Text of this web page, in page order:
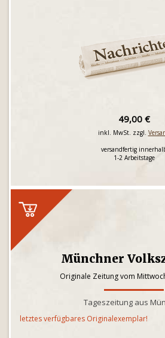
49,00 €
inkl. MwSt. zzgl.
versandfertig
1-2 Arbeitstage
Münchner
Originale Zeitung vom
Tageszeitung aus
letztes verfügbares Originalexemplar!